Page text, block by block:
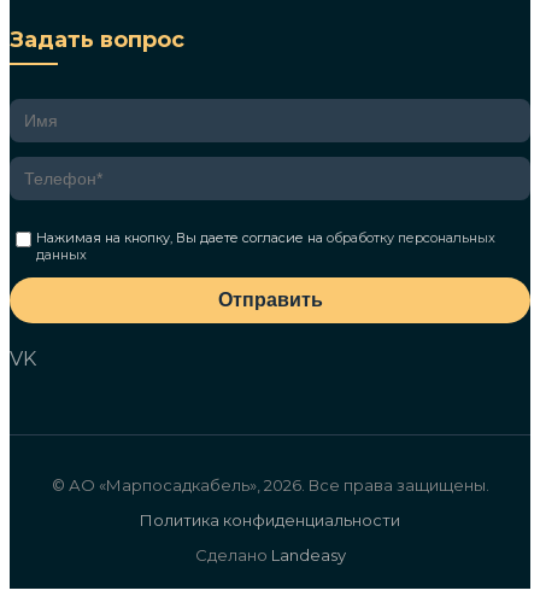
Задать вопрос
Нажимая на кнопку, Вы даете согласие наобработку персональных
данных
Отправить
VK
© АО «Марпосадкабель», 2026. Все права защищены.
Политика конфиденциальности
Сделано Landeasy